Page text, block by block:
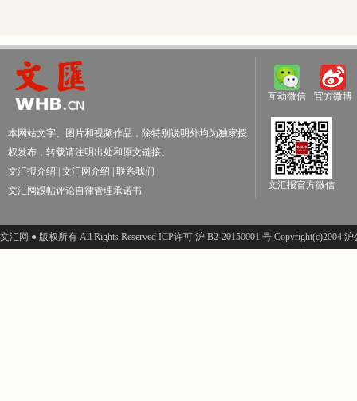
本网站文字、图片和视频作品，除特别说明外均为独家授
权发布，转载请注明出处和原文链接。
文汇报介绍
文汇网介绍
联系我们
文汇网跟帖评论自律管理承诺书
互动微信 官方微博
文汇报官方微信
文汇网 ● 版权所有 All Rights Reserved ICP许可 沪 B2-20150001 号 Copyright(c)2004